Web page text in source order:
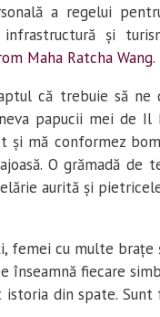
a regelui
și
Maha Ratcha Wang.
că trebuie să ne
papucii mei de Il
mă conformez
O grămadă de
aurită și
femei cu multe brațe
fiecare
din spate. Sunt